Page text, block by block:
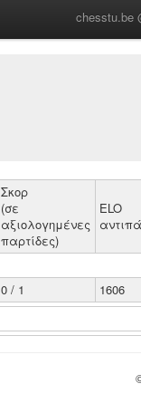
chesstu.be
Σκορ
(σε
αξιολογημένες
παρτίδες)
ELO
0 / 1 1606